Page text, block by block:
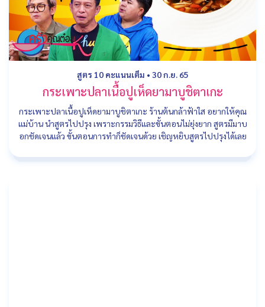
สูตร 10 คะแนนเต็ม • 30 ก.ย. 65
กระเพาะปลาเนื้อปูเห็ดยามาบูชิตาเกะ
กระเพาะปลาเนื้อปูเห็ดยามาบูชิตาเกะ ร้านต้นกล้าฟ้าใส อยากให้คุณ
แม่บ้าน นำสูตรไปปรุง เพราะกรรมวิธีและขั้นตอนไม่ยุ่งยาก สูตรมีมาบ
อกชัดเจนแล้ว ขั้นตอนการทำก็ชัดเจนด้วย เชิญหยิบสูตรไปปรุงได้เลย